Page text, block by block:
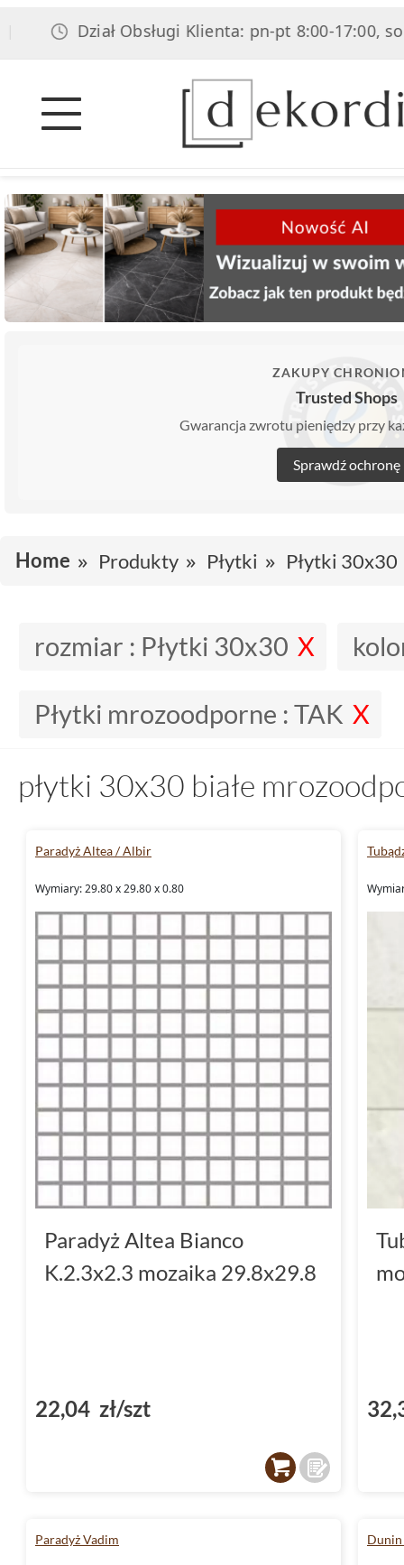
Dział Obsługi Klienta: pn-pt 8:00-17:00, sob
ZAKUPY
Trusted Shops
Gwarancja zwrotu pieniędzy przy
Sprawdź ochronę
Home Produkty Płytki Płytki 30x30
rozmiar : Płytki 30x30
Płytki mrozoodporne : TAK
płytki 30x30 białe
Paradyż Altea / Albir
Wymiary: 29.80 x 29.80 x 0.80
Paradyż Altea Bianco
K.2.3x2.3 mozaika 29.8x29.8
22,04 zł/szt
Paradyż Vadim Dunin